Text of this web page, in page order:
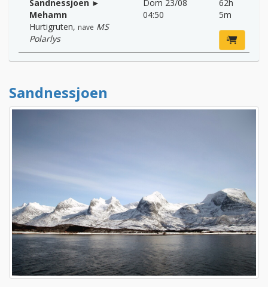
Sandnessjoen ►
Mehamn
Hurtigruten, nave MS
Polarlys
Dom 23/08
04:50
62h
5m
Sandnessjoen